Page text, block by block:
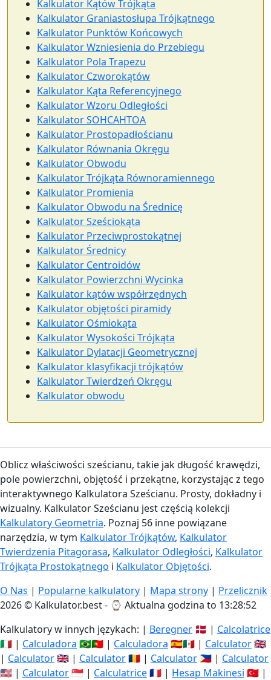
Kalkulator Kątów Trójkąta
Kalkulator Graniastosłupa Trójkątnego
Kalkulator Punktów Końcowych
Kalkulator Wzniesienia do Przebiegu
Kalkulator Pola Trapezu
Kalkulator Czworokątów
Kalkulator Kąta Referencyjnego
Kalkulator Wzoru Odległości
Kalkulator SOHCAHTOA
Kalkulator Prostopadłościanu
Kalkulator Równania Okręgu
Kalkulator Obwodu
Kalkulator Trójkąta Równoramiennego
Kalkulator Promienia
Kalkulator Obwodu na Średnicę
Kalkulator Sześciokąta
Kalkulator Przeciwprostokątnej
Kalkulator Średnicy
Kalkulator Centroidów
Kalkulator Powierzchni Wycinka
Kalkulator kątów współrzędnych
Kalkulator objętości piramidy
Kalkulator Ośmiokąta
Kalkulator Wysokości Trójkąta
Kalkulator Dylatacji Geometrycznej
Kalkulator klasyfikacji trójkątów
Kalkulator Twierdzeń Okręgu
Kalkulator obwodu
Oblicz właściwości sześcianu, takie jak długość krawędzi,
pole powierzchni, objętość i przekątne, korzystając z tego
interaktywnego Kalkulatora Sześcianu. Prosty, dokładny i
wizualny. Kalkulator Sześcianu jest częścią kolekcji
Kalkulatory Geometria. Poznaj 56 inne powiązane
narzędzia, w tym Kalkulator Trójkątów, Kalkulator
Twierdzenia Pitagorasa, Kalkulator Odległości, Kalkulator
Trójkąta Prostokątnego i Kalkulator Objętości.
O Nas | Popularne kalkulatory | Mapa strony | Przelicznik
2026 © Kalkulator.best - ⌚ Aktualna godzina to 13:28:53
Kalkulatory w innych językach: | Beregner 🇩🇰 | Calcolatrice
🇮🇹 | Calculadora 🇧🇷🇵🇹 | Calculadora 🇪🇸🇲🇽 | Calculator🇬🇧
| Calculator🇬🇧 | Calculator🇷🇴 | Calculator 🇵🇭 | Calculator
🇺🇸 | Calculator🇸🇬 | Calculatrice🇫🇷 | Hesap Makinesi 🇹🇷 |